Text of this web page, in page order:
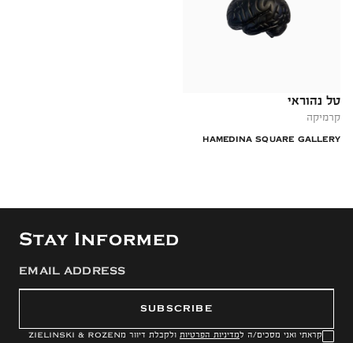
טל נהוראי
קרמיקה
HAMEDINA SQUARE GALLERY
Stay Informed
SUBSCRIBE
קראתי ואני מסכים/ה למדיניות הפרטיות ולקבלת דיוור מZIELINSKI & ROZEN